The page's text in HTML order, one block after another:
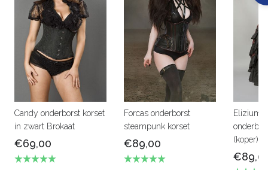
Candy onderborst korset
in zwart Brokaat
€69,00
Forcas onderborst
steampunk korset
€89,00
Elizium
(koper)